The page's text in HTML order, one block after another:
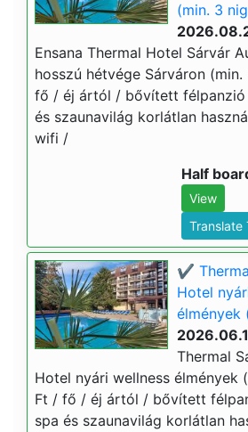
(min. 3
Ensana Thermal Hotel Sárvár
hosszú hétvége Sárváron
fő / éj ártól / bővített félpanzió
és szaunavilág korlátlan
wifi /
Half
View
Translate
✔️
Hotel
élmények
Thermal
Hotel nyári wellness élmények
Ft / fő / éj ártól / bővített
spa és szaunavilág korlátlan